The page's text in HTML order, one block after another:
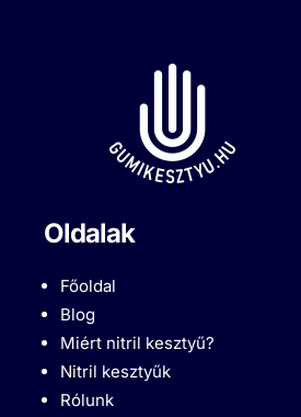
Oldalak
Főoldal
Blog
Miért nitril kesztyű?
Nitril kesztyűk
Rólunk